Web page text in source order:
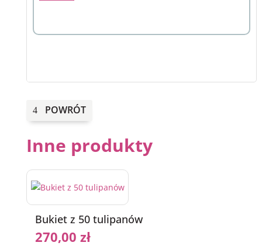
żółtym
POWRÓT
Inne produkty
Bukiet z 50 tulipanów
270,00 zł